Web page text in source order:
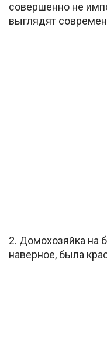
совершенно не
выглядят
2. Домохозяйка на
наверное, была